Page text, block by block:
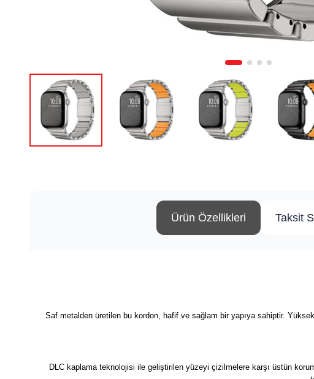
Ürün Özellikleri Taksit
Saf metalden üretilen bu kordon, hafif ve sağlam bir yapıya sahiptir.
DLC kaplama teknolojisi ile geliştirilen yüzeyi çizilmelere karşı üstün